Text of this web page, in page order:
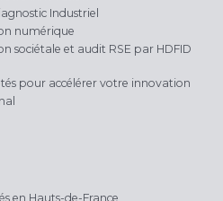
Industriel
numérique
sociétale et audit RSE par HDFID
pour accélérer votre innovation
en Hauts-de-France